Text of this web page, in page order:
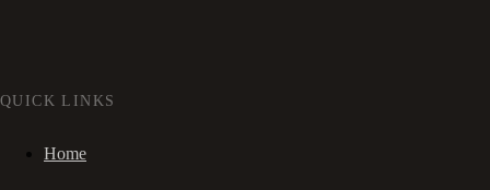
QUICK LINKS
Home